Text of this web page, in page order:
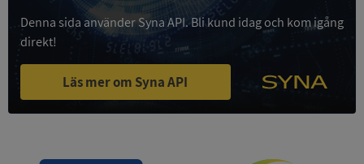
Denna sida använder Syna API. Bli kund idag och kom igång
direkt!
Läs mer om Syna API
VISITOR_PRIVACY_METADATA
.youtube.com
5 månader
Google
Privacy Policy